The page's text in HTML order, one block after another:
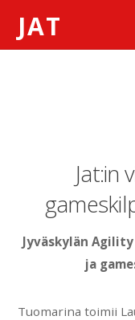
JAT
Jat:in
Jyväskylän
ja
Tuomarina toimii